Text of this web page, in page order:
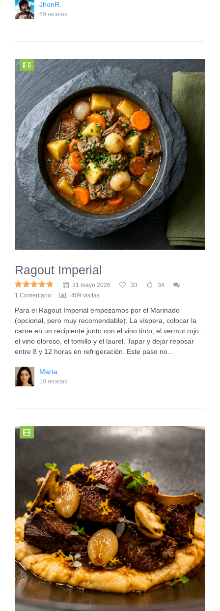
JhonR.
69 recetas
Ragout Imperial
31 mayo 2026 33
34
1 Comentario
409 visitas
Para el Ragout Imperial empezamos por el Marinado
(opcional, pero muy recomendable): La víspera, colocar la
carne en un recipiente junto con el vino tinto, el vermut rojo,
el vino oloroso, el tomillo y el laurel. Tapar y dejar reposar
entre 8 y 12 horas en refrigeración. Este paso no…
Marta
10 recetas